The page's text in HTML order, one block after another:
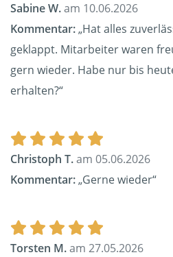
Sabine W.am 10.06.2026
Kommentar:„Hat alles
geklappt. Mitarbeiter waren
gern wieder. Habe nur bis
erhalten?“
Christoph T.am 05.06.2026
Kommentar:„Gerne wieder“
Torsten M.am 27.05.2026